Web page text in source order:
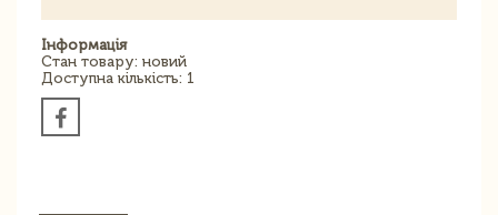
Інформація
Стан товару: новий
Доступна кількість: 1